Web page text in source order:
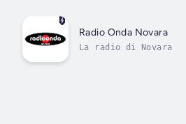
Radio Onda Novara
La radio di Novara